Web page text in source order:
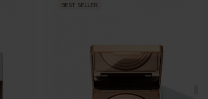
BEST SELLER